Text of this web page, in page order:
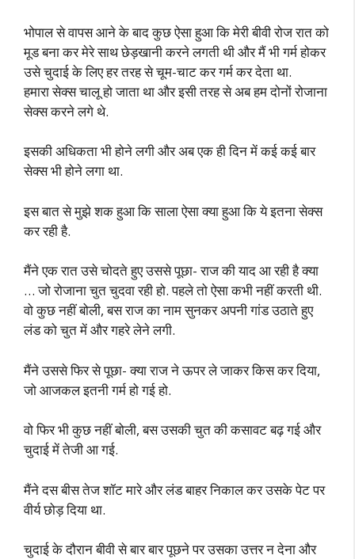
भोपाल से वापस आने के बाद कुछ ऐसा हुआ कि मेरी बीवी रोज रात को
मूड बना कर मेरे साथ छेड़खानी करने लगती थी और मैं भी गर्म होकर
उसे चुदाई के लिए हर तरह से चूम-चाट कर गर्म कर देता था.
हमारा सेक्स चालू हो जाता था और इसी तरह से अब हम दोनों रोजाना
सेक्स करने लगे थे.
इसकी अधिकता भी होने लगी और अब एक ही दिन में कई कई बार
सेक्स भी होने लगा था.
इस बात से मुझे शक हुआ कि साला ऐसा क्या हुआ कि ये इतना सेक्स
कर रही है.
मैंने एक रात उसे चोदते हुए उससे पूछा- राज की याद आ रही है क्या
… जो रोजाना चुत चुदवा रही हो. पहले तो ऐसा कभी नहीं करती थी.
वो कुछ नहीं बोली, बस राज का नाम सुनकर अपनी गांड उठाते हुए
लंड को चुत में और गहरे लेने लगी.
मैंने उससे फिर से पूछा- क्या राज ने ऊपर ले जाकर किस कर दिया,
जो आजकल इतनी गर्म हो गई हो.
वो फिर भी कुछ नहीं बोली, बस उसकी चुत की कसावट बढ़ गई और
चुदाई में तेजी आ गई.
मैंने दस बीस तेज शॉट मारे और लंड बाहर निकाल कर उसके पेट पर
वीर्य छोड़ दिया था.
चुदाई के दौरान बीवी से बार बार पूछने पर उसका उत्तर न देना और